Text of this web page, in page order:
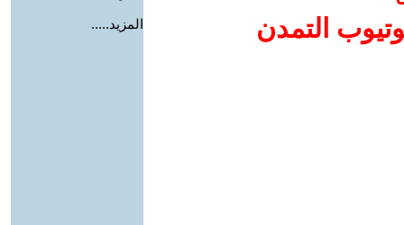
التمدن
المزيد.....